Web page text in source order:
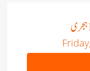
ہجری